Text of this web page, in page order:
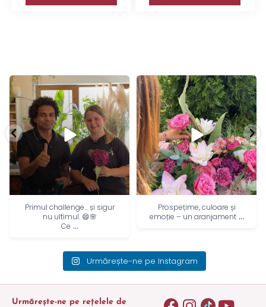
Primul challenge… și sigur
nu ultimul. 😄🌸
Ce ...
Prospețime, culoare și
emoție – un aranjament ...
Urmărește-ne pe Instagram
Urmărește-ne pe rețelele de